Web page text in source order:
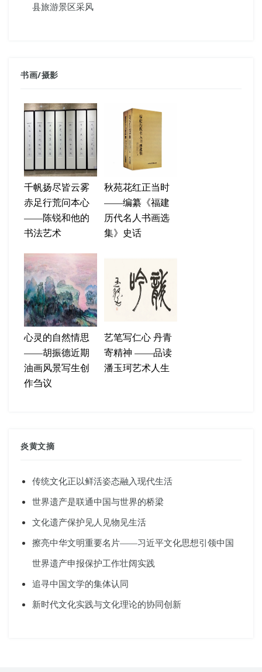
县旅游景区采风
书画/摄影
千帆扬尽皆云雾
赤足行荒问本心
——陈锐和他的
书法艺术
秋苑花红正当时
——编纂《福建
历代名人书画选
集》史话
心灵的自然情思
——胡振德近期
油画风景写生创
作刍议
艺笔写仁心 丹青
寄精神 ——品读
潘玉珂艺术人生
炎黄文摘
传统文化正以鲜活姿态融入现代生活
世界遗产是联通中国与世界的桥梁
文化遗产保护见人见物见生活
擦亮中华文明重要名片——习近平文化思想引领中国
世界遗产申报保护工作壮阔实践
追寻中国文学的集体认同
新时代文化实践与文化理论的协同创新